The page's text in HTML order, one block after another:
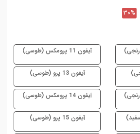
30%
آیفون 11 پرومکس (طوسی)
آیفون 13 پرو (طوسی)
آیفون 14 پرومکس (طوسی)
آیفون 15 پرو (طوسی)